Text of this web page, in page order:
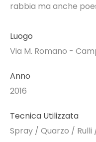
rabbia ma anche
Luogo
Via M. Romano -
Anno
2016
Tecnica Utilizzata
Spray / Quarzo /